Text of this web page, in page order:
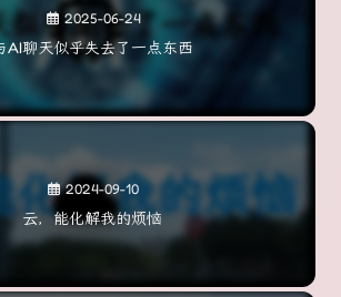
2025-06-24
AI聊天似乎失去了一点东西
2024-09-10
云，能化解我的烦恼